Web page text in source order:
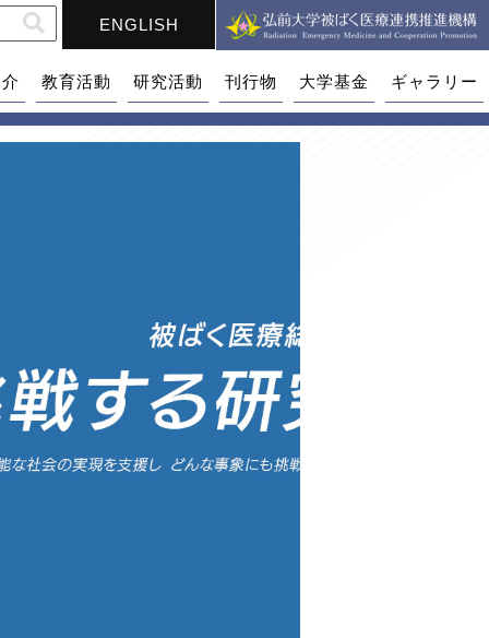
ENGLISH
教育活動 研究活動 刊行物 大学基金 ギャラリー